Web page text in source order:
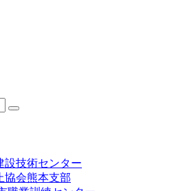
技術センター
協会熊本支部